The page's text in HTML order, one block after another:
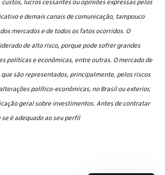
e demais canais de comunicação, tampouco
mercados e de todos os fatos ocorridos. O
de alto risco, porque pode sofrer grandes
políticas e econômicas, entre outras. O mercado de
que são representados, principalmente, pelos riscos
político-econômicas, no Brasil ou exterior,
geral sobre investimentos. Antes de contratar
é adequado ao seu perfil